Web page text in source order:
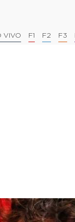
VIVO F1 F2 F3